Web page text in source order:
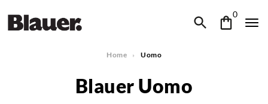
0
Home Uomo
Blauer Uomo